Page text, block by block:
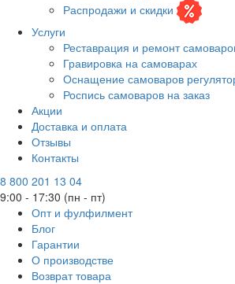
Распродажи и скидки
Услуги
Реставрация и ремонт
Гравировка на самоварах
Оснащение самоваров
Роспись самоваров на заказ
Акции
Доставка и оплата
Отзывы
Контакты
8 800 201 13 04
9:00 - 17:30 (пн - пт)
Опт и фулфилмент
Блог
Гарантии
О производстве
Возврат товара